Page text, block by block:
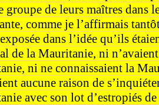
groupe de leurs maîtres dans
comme je l’affirmais
dans l’idée qu’ils
de la Mauritanie, ni
ni ne connaissaient la
aucune raison de
avec son lot d’estropiés